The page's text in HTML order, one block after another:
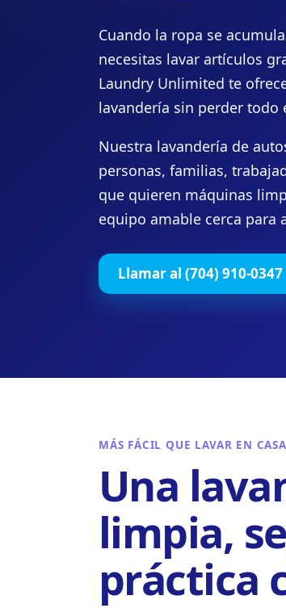
Cuando la ropa se
necesitas lavar artículos
Laundry Unlimited te
lavandería sin perder todo
Nuestra lavandería de
personas, familias,
que quieren máquinas
equipo amable cerca para
Llamar al (704) 910-0347
MÁS FÁCIL QUE LAVAR EN CASA
Una
limpia,
práctica